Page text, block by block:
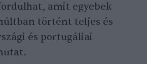
amit egyebek
történt teljes és
és portugáliai